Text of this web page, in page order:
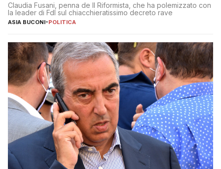
Claudia Fusani, penna de Il Riformista, che ha polemizzato con
la leader di FdI sul chiacchieratissimo decreto rave
ASIA BUCONI-POLITICA